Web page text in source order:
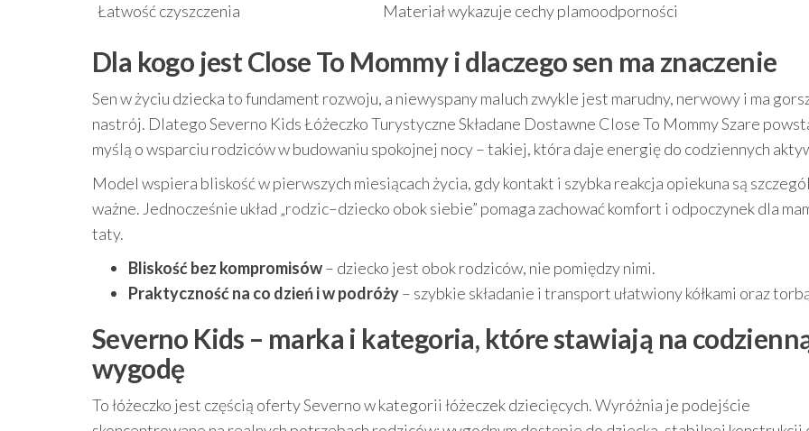
Łatwość czyszczenia
Materiał wykazuje cechy plamoodporności
Dla kogo jest Close To Mommy i dlaczego sen ma znaczenie
Sen w życiu dziecka to fundament rozwoju, a niewyspany maluch zwykle jest marudny, nerwowy i ma
nastrój. Dlatego Severno Kids Łóżeczko Turystyczne Składane Dostawne Close To Mommy Szare
myślą o wsparciu rodziców w budowaniu spokojnej nocy – takiej, która daje energię do codziennych
Model wspiera bliskość w pierwszych miesiącach życia, gdy kontakt i szybka reakcja opiekuna są
ważne. Jednocześnie układ „rodzic–dziecko obok siebie” pomaga zachować komfort i odpoczynek dla
taty.
Bliskość bez kompromisów– dziecko jest obok rodziców, nie pomiędzy nimi.
Praktyczność na co dzień i w podróży– szybkie składanie i transport ułatwiony kółkami oraz
Severno Kids – marka i kategoria, które stawiają na
wygodę
To łóżeczko jest częścią oferty Severno w kategorii łóżeczek dziecięcych. Wyróżnia je podejście